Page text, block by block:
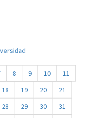
8 9 10
11
18 19 20
21
28 29 30
31